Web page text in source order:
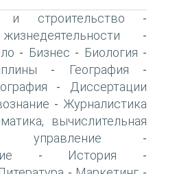
и строительство -
-
- Бизнес - Биология -
- География -
-
Диссертации
- Журналистика
вычислительная
-
- История -